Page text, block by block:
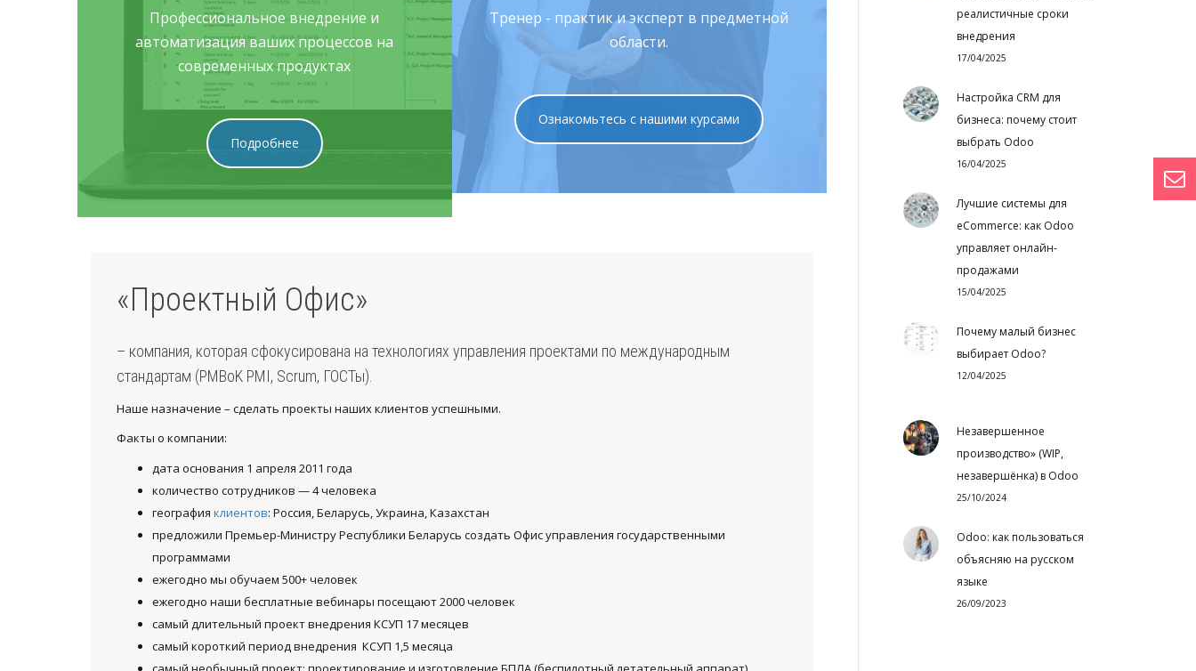
Профессиональное внедрение и
автоматизация ваших процессов на
современных продуктах
Подробнее
Тренер - практик и эксперт в предметной
области.
Ознакомьтесь с нашими курсами
«Проектный Офис»
– компания, которая сфокусирована на технологиях управления проектами по международным
стандартам (PMBoK PMI, Scrum, ГОСТы).
Наше назначение – сделать проекты наших клиентов успешными.
Факты о компании:
дата основания 1 апреля 2011 года
количество сотрудников — 4 человека
география клиентов: Россия, Беларусь, Украина, Казахстан
предложили Премьер-Министру Республики Беларусь создать Офис управления государственными
программами
ежегодно мы обучаем 500+ человек
ежегодно наши бесплатные вебинары посещают 2000 человек
самый длительный проект внедрения КСУП 17 месяцев
самый короткий период внедрения КСУП 1,5 месяца
реалистичные сроки
внедрения
17/04/2025
Настройка CRM для
бизнеса: почему стоит
выбрать Odoo
16/04/2025
Лучшие системы для
eCommerce: как Odoo
управляет онлайн-
продажами
15/04/2025
Почему малый бизнес
выбирает Odoo?
12/04/2025
Незавершенное
производство» (WIP,
незавершёнка) в Odoo
25/10/2024
Odoo: как пользоваться
объясняю на русском
языке
26/09/2023